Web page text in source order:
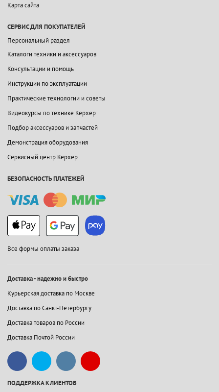
Карта сайта
СЕРВИС ДЛЯ ПОКУПАТЕЛЕЙ
Персональный раздел
Каталоги техники и аксессуаров
Консультации и помощь
Инструкции по эксплуатации
Практические технологии и советы
Видеокурсы по технике Керхер
Подбор аксессуаров и запчастей
Демонстрация оборудования
Сервисный центр Керхер
БЕЗОПАСНОСТЬ ПЛАТЕЖЕЙ
Все формы оплаты заказа
Доставка - надежно и быстро
Курьерская доставка по Москве
Доставка по Санкт-Петербургу
Доставка товаров по России
Доставка Почтой России
ПОДДЕРЖКА КЛИЕНТОВ